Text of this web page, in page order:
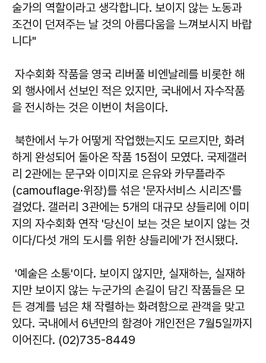
술가의 역할이라고 생각합니다. 보이지 않는 노동과
조건이 던져주는 날 것의 아름다움을 느껴보시지 바랍
니다"
자수회화 작품을 영국 리버풀 비엔날레를 비롯한 해
외 행사에서 선보인 적은 있지만, 국내에서 자수작품
을 전시하는 것은 이번이 처음이다.
북한에서 누가 어떻게 작업했는지도 모르지만, 화려
하게 완성되어 돌아온 작품 15점이 모였다. 국제갤러
리 2관에는 문구와 이미지로 은유와 카무플라주
(camouflage·위장)를 섞은 '문자서비스 시리즈'를
걸었다. 갤러리 3관에는 5개의 대규모 샹들리에 이미
지의 자수회화 연작 '당신이 보는 것은 보이지 않는 것
이다/다섯 개의 도시를 위한 샹들리에'가 전시됐다.
'예술은 소통'이다. 보이지 않지만, 실재하는, 실재하
지만 보이지 않는 누군가의 손길이 담긴 작품들은 모
든 경계를 넘은 채 작렬하는 화려함으로 관객을 맞고
있다. 국내에서 6년만의 함경아 개인전은 7월5일까지
이어진다. (02)735-8449